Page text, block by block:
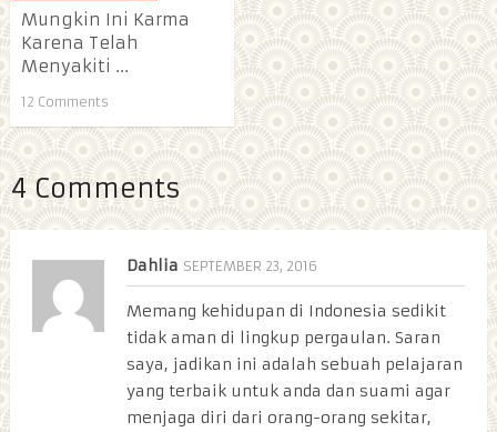
Mungkin Ini Karma
Karena Telah
Menyakiti ...
12 Comments
4 Comments
Dahlia SEPTEMBER 23, 2016
Memang kehidupan di Indonesia sedikit
tidak aman di lingkup pergaulan. Saran
saya, jadikan ini adalah sebuah pelajaran
yang terbaik untuk anda dan suami agar
menjaga diri dari orang-orang sekitar,